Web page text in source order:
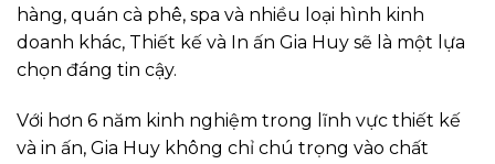
hàng, quán cà phê, spa và nhiều loại hình kinh
doanh khác, Thiết kế và In ấn Gia Huy sẽ là một lựa
chọn đáng tin cậy.
Với hơn 6 năm kinh nghiệm trong lĩnh vực thiết kế
và in ấn, Gia Huy không chỉ chú trọng vào chất